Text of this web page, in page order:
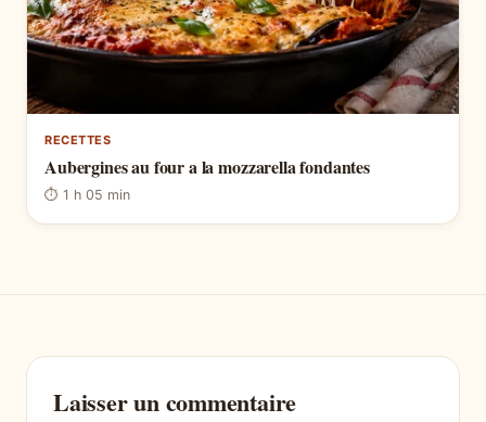
RECETTES
Aubergines au four a la mozzarella fondantes
⏱ 1 h 05 min
Laisser un commentaire